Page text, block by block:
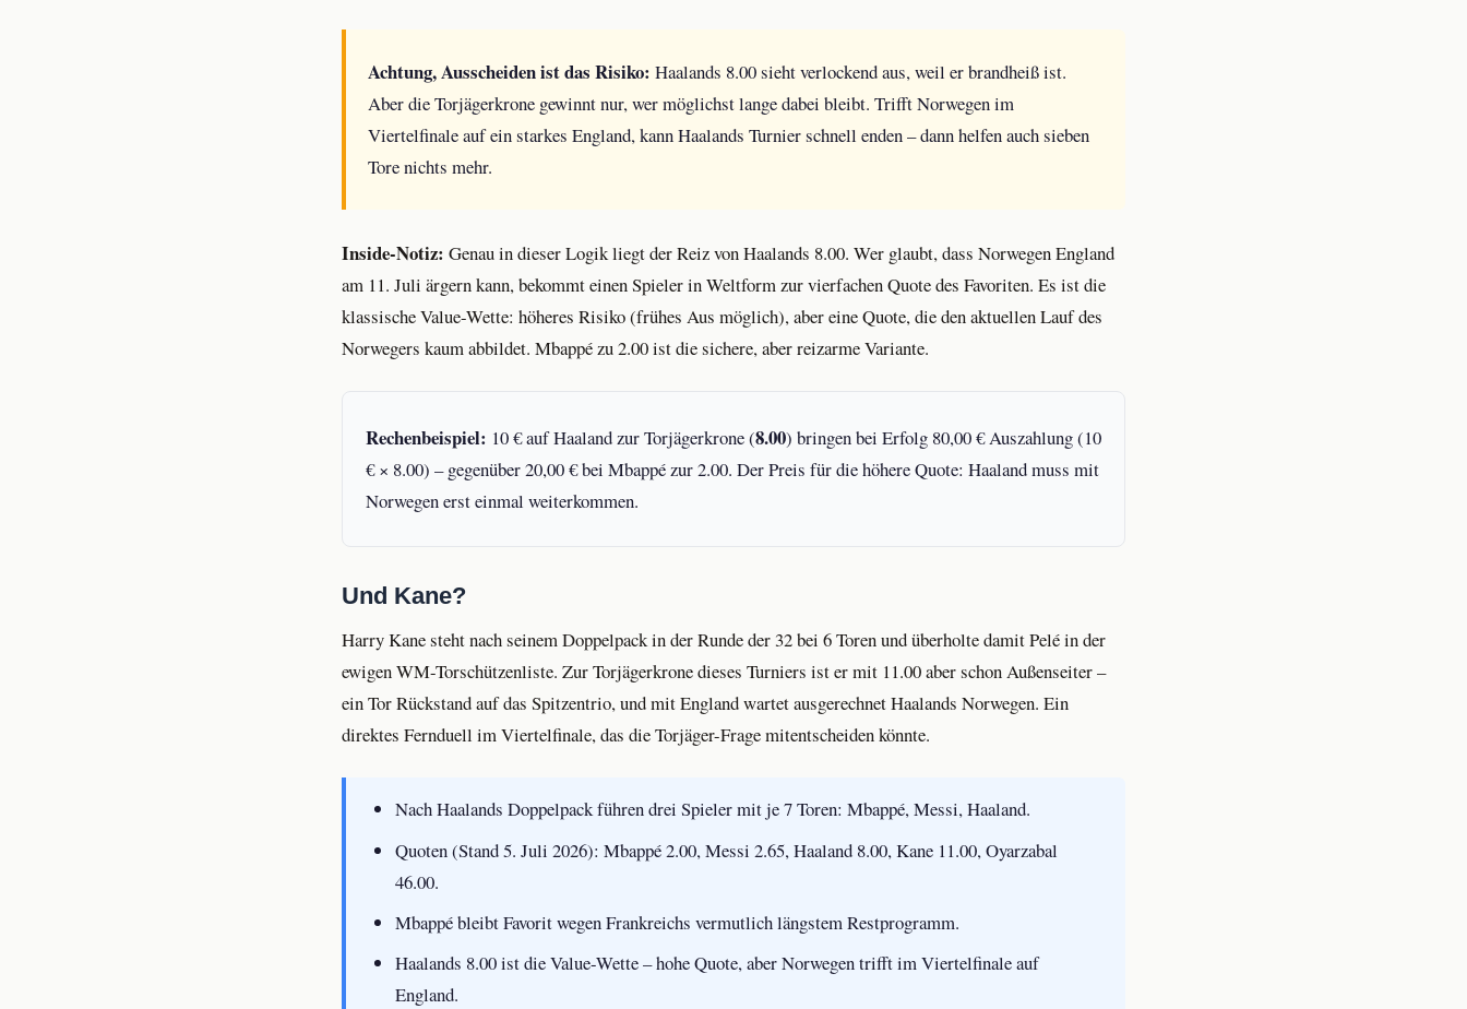
Achtung, Ausscheiden ist das Risiko: Haalands 8.00 sieht verlockend aus, weil er brandheiß ist.
Aber die Torjägerkrone gewinnt nur, wer möglichst lange dabei bleibt. Trifft Norwegen im
Viertelfinale auf ein starkes England, kann Haalands Turnier schnell enden – dann helfen auch sieben
Tore nichts mehr.
Inside-Notiz: Genau in dieser Logik liegt der Reiz von Haalands 8.00. Wer glaubt, dass Norwegen England
am 11. Juli ärgern kann, bekommt einen Spieler in Weltform zur vierfachen Quote des Favoriten. Es ist die
klassische Value-Wette: höheres Risiko (frühes Aus möglich), aber eine Quote, die den aktuellen Lauf des
Norwegers kaum abbildet. Mbappé zu 2.00 ist die sichere, aber reizarme Variante.
Rechenbeispiel: 10 € auf Haaland zur Torjägerkrone (8.00) bringen bei Erfolg 80,00 € Auszahlung (10
€ × 8.00) – gegenüber 20,00 € bei Mbappé zur 2.00. Der Preis für die höhere Quote: Haaland muss mit
Norwegen erst einmal weiterkommen.
Und Kane?
Harry Kane steht nach seinem Doppelpack in der Runde der 32 bei 6 Toren und überholte damit Pelé in der
ewigen WM-Torschützenliste. Zur Torjägerkrone dieses Turniers ist er mit 11.00 aber schon Außenseiter –
ein Tor Rückstand auf das Spitzentrio, und mit England wartet ausgerechnet Haalands Norwegen. Ein
direktes Fernduell im Viertelfinale, das die Torjäger-Frage mitentscheiden könnte.
Nach Haalands Doppelpack führen drei Spieler mit je 7 Toren: Mbappé, Messi, Haaland.
Quoten (Stand 5. Juli 2026): Mbappé 2.00, Messi 2.65, Haaland 8.00, Kane 11.00, Oyarzabal
46.00.
Mbappé bleibt Favorit wegen Frankreichs vermutlich längstem Restprogramm.
Haalands 8.00 ist die Value-Wette – hohe Quote, aber Norwegen trifft im Viertelfinale auf
England.